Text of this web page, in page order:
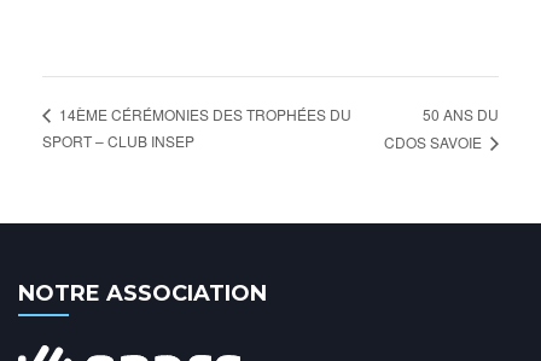
14ÈME CÉRÉMONIES DES TROPHÉES DU
SPORT – CLUB INSEP
50 ANS DU
CDOS SAVOIE
NOTRE ASSOCIATION